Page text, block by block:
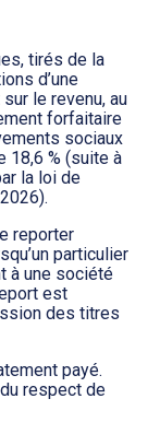
tirés de la
d’une
le revenu, au
forfaitaire
sociaux
18,6 % (suite à
la loi de
reporter
particulier
à une société
est
des titres
payé.
respect de